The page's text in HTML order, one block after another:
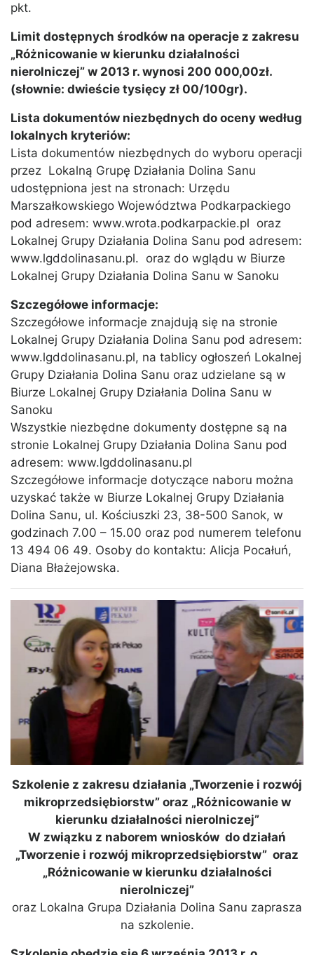
pkt.
Limit dostępnych środków na operacje z zakresu
„Różnicowanie w kierunku działalności
nierolniczej” w 2013 r. wynosi 200 000,00zł.
(słownie: dwieście tysięcy zł 00/100gr).
Lista dokumentów niezbędnych do oceny według
lokalnych kryteriów:
Lista dokumentów niezbędnych do wyboru operacji
przez Lokalną Grupę Działania Dolina Sanu
udostępniona jest na stronach: Urzędu
Marszałkowskiego Województwa Podkarpackiego
pod adresem: www.wrota.podkarpackie.pl oraz
Lokalnej Grupy Działania Dolina Sanu pod adresem:
www.lgddolinasanu.pl. oraz do wglądu w Biurze
Lokalnej Grupy Działania Dolina Sanu w Sanoku
Szczegółowe informacje:
Szczegółowe informacje znajdują się na stronie
Lokalnej Grupy Działania Dolina Sanu pod adresem:
www.lgddolinasanu.pl, na tablicy ogłoszeń Lokalnej
Grupy Działania Dolina Sanu oraz udzielane są w
Biurze Lokalnej Grupy Działania Dolina Sanu w
Sanoku
Wszystkie niezbędne dokumenty dostępne są na
stronie Lokalnej Grupy Działania Dolina Sanu pod
adresem: www.lgddolinasanu.pl
Szczegółowe informacje dotyczące naboru można
uzyskać także w Biurze Lokalnej Grupy Działania
Dolina Sanu, ul. Kościuszki 23, 38-500 Sanok, w
godzinach 7.00 – 15.00 oraz pod numerem telefonu
13 494 06 49. Osoby do kontaktu: Alicja Pocałuń,
Diana Błażejowska.
Szkolenie z zakresu działania „Tworzenie i rozwój
mikroprzedsiębiorstw” oraz „Różnicowanie w
kierunku działalności nierolniczej”
W związku z naborem wniosków do działań
„Tworzenie i rozwój mikroprzedsiębiorstw” oraz
„Różnicowanie w kierunku działalności
nierolniczej”
oraz Lokalna Grupa Działania Dolina Sanu zaprasza
na szkolenie.